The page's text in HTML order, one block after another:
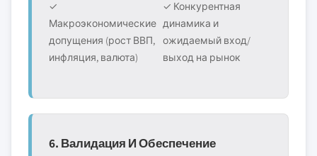
✓
Макроэкономические
допущения (рост ВВП,
инфляция, валюта)
✓ Конкурентная
динамика и
ожидаемый вход/
выход на рынок
6. Валидация И Обеспечение